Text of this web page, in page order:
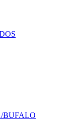
BUFALO